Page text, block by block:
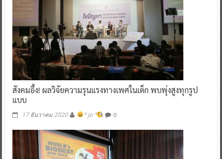
สังคมอึ้ง! ผลวิจัยความรุนแรงทางเพศในเด็ก พบพุ่งสูงทุกรูป
แบบ
17 ธันวาคม 2020 ^ jo ^ 0